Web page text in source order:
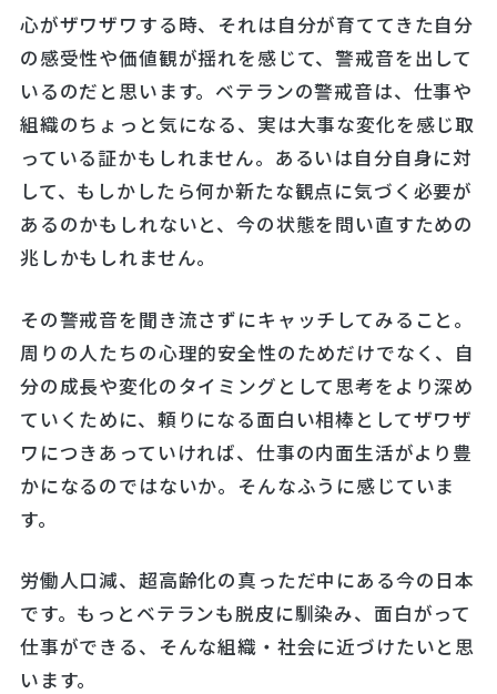
心がザワザワする時、それは自分が育ててきた自分
の感受性や価値観が揺れを感じて、警戒音を出して
いるのだと思います。ベテランの警戒音は、仕事や
組織のちょっと気になる、実は大事な変化を感じ取
っている証かもしれません。あるいは自分自身に対
して、もしかしたら何か新たな観点に気づく必要が
あるのかもしれないと、今の状態を問い直すための
兆しかもしれません。
その警戒音を聞き流さずにキャッチしてみること。
周りの人たちの心理的安全性のためだけでなく、自
分の成長や変化のタイミングとして思考をより深め
ていくために、頼りになる面白い相棒としてザワザ
ワにつきあっていければ、仕事の内面生活がより豊
かになるのではないか。そんなふうに感じていま
す。
労働人口減、超高齢化の真っただ中にある今の日本
です。もっとベテランも脱皮に馴染み、面白がって
仕事ができる、そんな組織・社会に近づけたいと思
います。